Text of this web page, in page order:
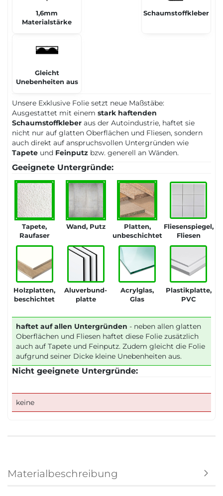
1,6mm
Materialstärke
Schaumstoffkleber
Gleicht
Unebenheiten aus
Unsere Exklusive Folie setzt neue Maßstäbe:
Ausgestattet mit einem stark haftenden
Schaumstoffkleber aus der Autoindustrie, haftet sie
nicht nur auf glatten Oberflächen und Fliesen, sondern
auch direkt auf anspruchsvollen Untergründen wie
Tapete und Feinputz bzw. generell an Wänden.
Geeignete Untergründe:
Tapete,
Raufaser
Wand, Putz
Platten,
unbeschichtet
Fliesenspiegel,
Fliesen
Holzplatten,
beschichtet
Aluverbund-
platte
Acrylglas,
Glas
Plastikplatte,
PVC
haftet auf allen Untergründen - neben allen glatten
Oberflächen und Fliesen haftet diese Folie zusätzlich
auch auf Tapete und Feinputz. Zudem gleicht die Folie
aufgrund seiner Dicke kleine Unebenheiten aus.
Nicht geeignete Untergründe:
keine
Materialbeschreibung